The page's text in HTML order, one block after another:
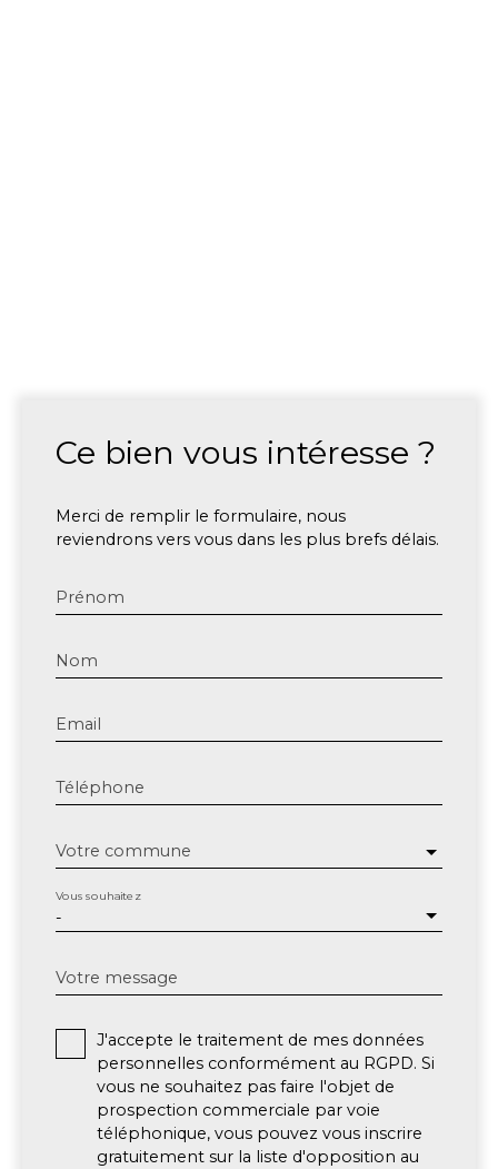
Ce bien vous intéresse ?
Merci de remplir le formulaire, nous
reviendrons vers vous dans les plus brefs délais.
Prénom
Nom
Email
Téléphone
Votre commune
-
Vous souhaitez
Votre message
J'accepte le traitement de mes données
personnelles conformément au RGPD. Si
vous ne souhaitez pas faire l'objet de
prospection commerciale par voie
téléphonique, vous pouvez vous inscrire
gratuitement sur la liste d'opposition au